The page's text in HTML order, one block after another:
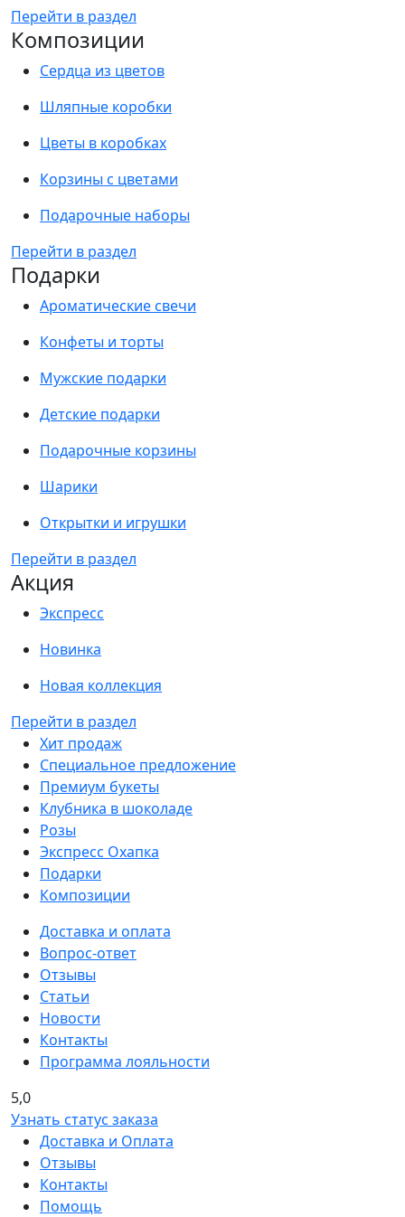
Перейти в раздел
Композиции
Сердца из цветов
Шляпные коробки
Цветы в коробках
Корзины с цветами
Подарочные наборы
Перейти в раздел
Подарки
Ароматические свечи
Конфеты и торты
Мужские подарки
Детские подарки
Подарочные корзины
Шарики
Открытки и игрушки
Перейти в раздел
Акция
Экспресс
Новинка
Новая коллекция
Перейти в раздел
Хит продаж
Специальное предложение
Премиум букеты
Клубника в шоколаде
Розы
Экспресс Охапка
Подарки
Композиции
Доставка и оплата
Вопрос-ответ
Отзывы
Статьи
Новости
Контакты
Программа лояльности
5,0
Узнать статус заказа
Доставка и Оплата
Отзывы
Контакты
Помощь